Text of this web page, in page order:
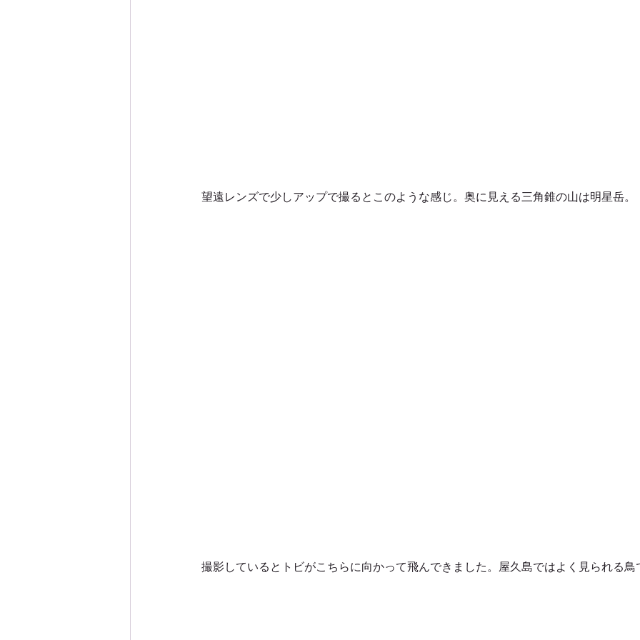
望遠レンズで少しアップで撮るとこのような感じ。奥に見える三角錐の山は明星岳。
撮影しているとトビがこちらに向かって飛んできました。屋久島ではよく見られる鳥